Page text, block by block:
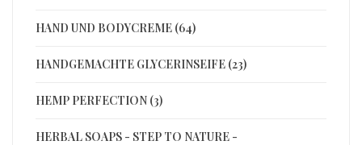
HAND UND BODYCREME (64)
HANDGEMACHTE GLYCERINSEIFE (23)
HEMP PERFECTION (3)
HERBAL SOAPS - STEP TO NATURE -